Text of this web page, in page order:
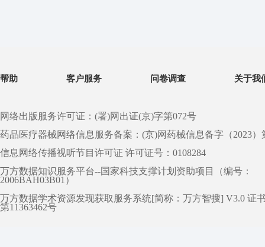
帮助 客户服务 问卷调查 关于我
网络出版服务许可证：(署)网出证(京)字第072号
药品医疗器械网络信息服务备案：(京)网药械信息备字（2023）
信息网络传播视听节目许可证 许可证号：0108284
万方数据知识服务平台--国家科技支撑计划资助项目（编号：
2006BAH03B01）
万方数据学术资源发现获取服务系统[简称：万方智搜] V3.0 证
第11363462号